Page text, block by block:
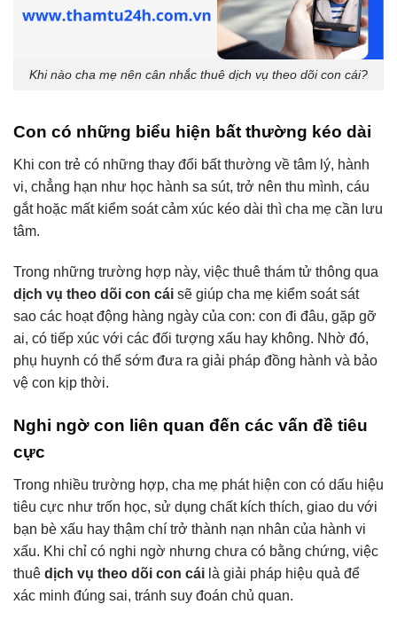
Khi nào cha mẹ nên cân nhắc thuê dịch vụ theo dõi con cái?
Con có những biểu hiện bất thường kéo dài
Khi con trẻ có những thay đổi bất thường về tâm lý, hành
vi, chẳng hạn như học hành sa sút, trở nên thu mình, cáu
gắt hoặc mất kiểm soát cảm xúc kéo dài thì cha mẹ cần lưu
tâm.
Trong những trường hợp này, việc thuê thám tử thông qua
dịch vụ theo dõi con cái sẽ giúp cha mẹ kiểm soát sát
sao các hoạt động hàng ngày của con: con đi đâu, gặp gỡ
ai, có tiếp xúc với các đối tượng xấu hay không. Nhờ đó,
phụ huynh có thể sớm đưa ra giải pháp đồng hành và bảo
vệ con kịp thời.
Nghi ngờ con liên quan đến các vấn đề tiêu
cực
Trong nhiều trường hợp, cha mẹ phát hiện con có dấu hiệu
tiêu cực như trốn học, sử dụng chất kích thích, giao du với
bạn bè xấu hay thậm chí trở thành nạn nhân của hành vi
xấu. Khi chỉ có nghi ngờ nhưng chưa có bằng chứng, việc
thuê dịch vụ theo dõi con cái là giải pháp hiệu quả để
xác minh đúng sai, tránh suy đoán chủ quan.